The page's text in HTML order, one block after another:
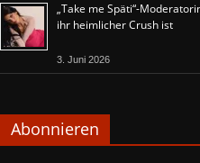
„Take me Späti“-
ihr heimlicher Crush ist
3. Juni 2026
Abonnieren